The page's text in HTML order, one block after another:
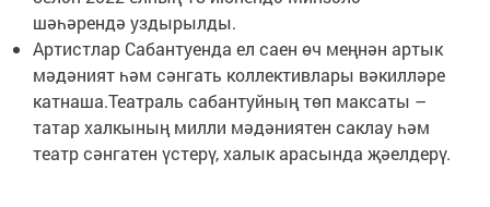
шәһәрендә уздырылды.
Артистлар Сабантуенда ел саен өч меңнән артык
мәдәният һәм сәнгать коллективлары вәкилләре
катнаша.Театраль сабантуйның төп максаты –
татар халкының милли мәдәниятен саклау һәм
театр сәнгатен үстерү, халык арасында җәелдерү.